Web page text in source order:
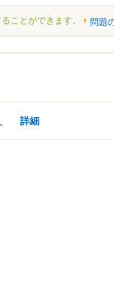
ことができます。 問題
詳細